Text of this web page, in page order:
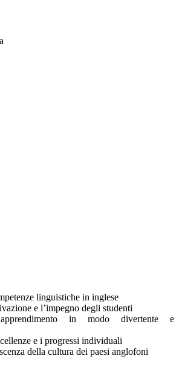
linguistiche in inglese
e l’impegno degli studenti
in modo divertente e
e i progressi individuali
della cultura dei paesi anglofoni